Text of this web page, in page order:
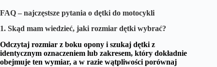
FAQ – najczęstsze pytania o dętki do motocykli
1. Skąd mam wiedzieć, jaki rozmiar dętki wybrać?
Odczytaj rozmiar z boku opony i szukaj dętki z
identycznym oznaczeniem lub zakresem, który dokładnie
obejmuje ten wymiar, a w razie wątpliwości porównaj